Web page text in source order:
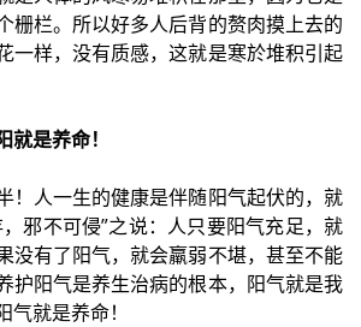
栅栏。所以好多人后背的赘肉摸上去的
一样，没有质感，这就是寒於堆积引起
是养命！
人一生的健康是伴随阳气起伏的，就
邪不可侵”之说：人只要阳气充足，就
没有了阳气，就会羸弱不堪，甚至不能
护阳气是养生治病的根本，阳气就是我
就是养命！